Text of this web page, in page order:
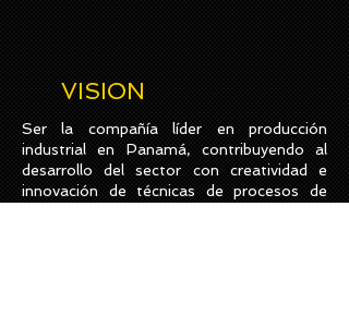
VISION
Ser la compañía líder en producción
industrial en Panamá, contribuyendo al
desarrollo del sector con creatividad e
innovación de técnicas de procesos de